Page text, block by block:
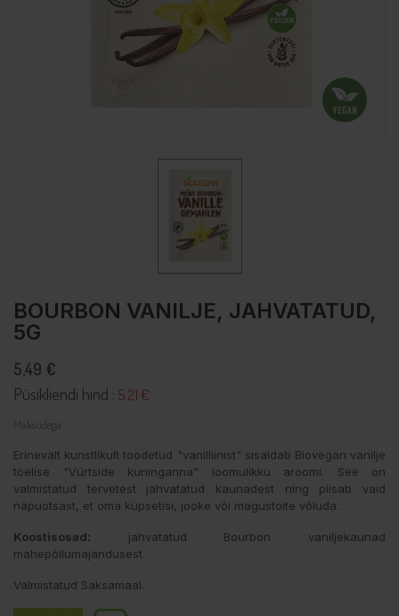
BOURBON VANILJE, JAHVATATUD,
5G
5,49 €
Püsikliendi hind : 5.21 €
Maksudega
Erinevalt kunstlikult toodetud "vanilliinist" sisaldab Biovegan vanilje
tõelise "Vürtside kuninganna" loomulikku aroomi. See on
valmistatud tervetest jahvatatud kaunadest ning piisab vaid
näpuotsast, et oma küpsetisi, jooke või magustoite võluda.
Koostisosad: jahvatatud Bourbon vaniljekaunad
mahepõllumajandusest.
Valmistatud Saksamaal.